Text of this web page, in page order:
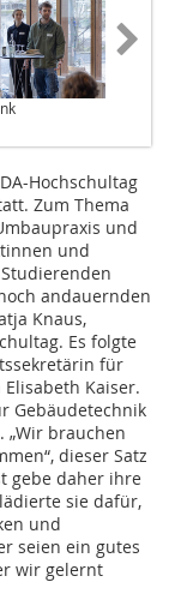
Hochschultag
Zum Thema
und
und
andauernden
Knaus,
Es folgte
für
Kaiser.
Gebäudetechnik
„Wir brauchen
dieser Satz
gebe daher ihre
sie dafür,
und
seien ein gutes
wir gelernt